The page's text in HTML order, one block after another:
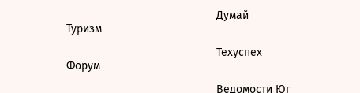
Туризм
Форум
Думай
Техуспех
Ведомости Юг